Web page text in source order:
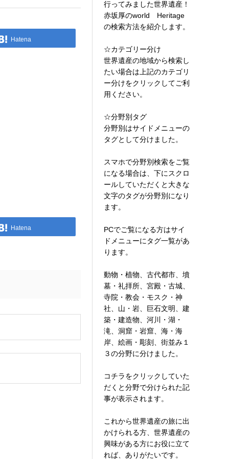
Hatena
Hatena
行ってみました世界遺産！
赤坂厚のworld Heritage
の検索方法を紹介します。
☆カテゴリー分け
世界遺産の地域から検索し
たい場合は上記のカテゴリ
ー分けをクリックしてご利
用ください。
☆分野別タグ
分野別はサイドメニューの
タグとして分けました。
スマホで分野別検索をご覧
になる場合は、下にスクロ
ールしていただくと大きな
文字のタグが分野別になり
ます。
PCでご覧になる方はサイ
ドメニューにタグ一覧があ
ります。
動物・植物、古代都市、墳
墓・礼拝所、宮殿・古城、
寺院・教会・モスク・神
社、山・岩、巨石文明、建
築・建造物、河川・湖・
滝、洞窟・岩窟、海・海
岸、絵画・彫刻、街並み１
３の分野に分けました。
コチラをクリックしていた
だくと分野で分けられた記
事が表示されます。
これから世界遺産の旅に出
かけられる方、世界遺産の
興味がある方にお役に立て
れば、ありがたいです。